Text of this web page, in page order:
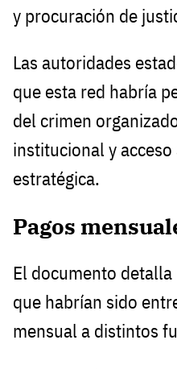
y procuración de
Las autoridades
que esta red habría
del crimen
institucional y
estratégica.
Pagos
El documento
que habrían sido
mensual a distintos